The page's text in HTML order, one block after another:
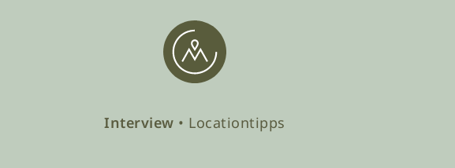
Interview • Locationtipps